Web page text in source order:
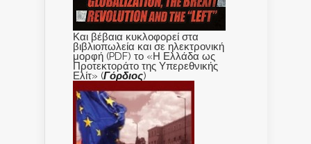
Και βέβαια κυκλοφορεί στα
βιβλιοπωλεία και σε ηλεκτρονική
μορφή (PDF) το «Η Ελλάδα ως
Προτεκτοράτο της Υπερεθνικής
Ελίτ» (Γόρδιος)